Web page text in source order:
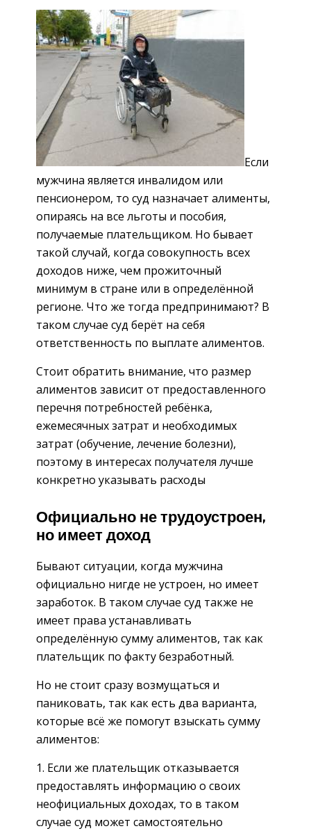
Если
мужчина является инвалидом или
пенсионером, то суд назначает алименты,
опираясь на все льготы и пособия,
получаемые плательщиком. Но бывает
такой случай, когда совокупность всех
доходов ниже, чем прожиточный
минимум в стране или в определённой
регионе. Что же тогда предпринимают? В
таком случае суд берёт на себя
ответственность по выплате алиментов.
Стоит обратить внимание, что размер
алиментов зависит от предоставленного
перечня потребностей ребёнка,
ежемесячных затрат и необходимых
затрат (обучение, лечение болезни),
поэтому в интересах получателя лучше
конкретно указывать расходы
Официально не трудоустроен,
но имеет доход
Бывают ситуации, когда мужчина
официально нигде не устроен, но имеет
заработок. В таком случае суд также не
имеет права устанавливать
определённую сумму алиментов, так как
плательщик по факту безработный.
Но не стоит сразу возмущаться и
паниковать, так как есть два варианта,
которые всё же помогут взыскать сумму
алиментов:
Если же плательщик отказывается
предоставлять информацию о своих
неофициальных доходах, то в таком
случае суд может самостоятельно